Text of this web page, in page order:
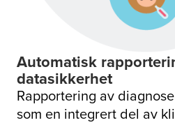
Automatisk
datasikkerhet
Rapportering av
som en integrert del av